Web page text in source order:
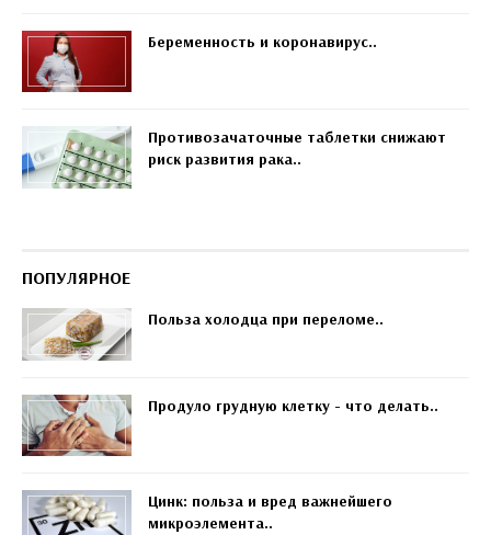
Беременность и коронавирус..
Противозачаточные таблетки снижают
риск развития рака..
ПОПУЛЯРНОЕ
Польза холодца при переломе..
Продуло грудную клетку - что делать..
Цинк: польза и вред важнейшего
микроэлемента..